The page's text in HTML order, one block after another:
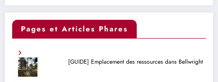
Pages et Articles Phares
[GUIDE] Emplacement des ressources dans Bellwright